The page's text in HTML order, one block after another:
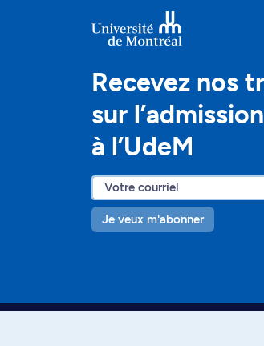
Recevez nos
sur
à l’UdeM
Je veux m'abonner